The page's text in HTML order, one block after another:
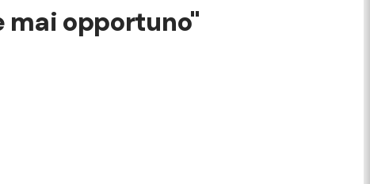
mai opportuno"